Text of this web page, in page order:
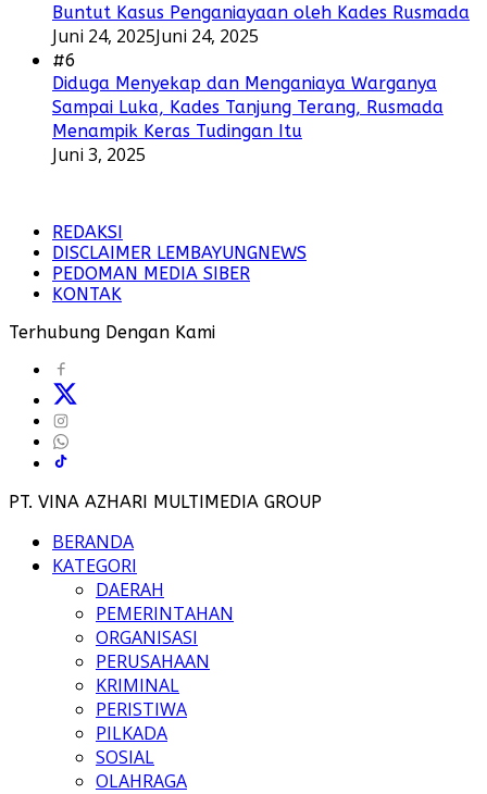
Buntut Kasus Penganiayaan oleh Kades Rusmada
Juni 24, 2025Juni 24, 2025
#6
Diduga Menyekap dan Menganiaya Warganya
Sampai Luka, Kades Tanjung Terang, Rusmada
Menampik Keras Tudingan Itu
Juni 3, 2025
REDAKSI
DISCLAIMER LEMBAYUNGNEWS
PEDOMAN MEDIA SIBER
KONTAK
Terhubung Dengan Kami
PT. VINA AZHARI MULTIMEDIA GROUP
BERANDA
KATEGORI
DAERAH
PEMERINTAHAN
ORGANISASI
PERUSAHAAN
KRIMINAL
PERISTIWA
PILKADA
SOSIAL
OLAHRAGA